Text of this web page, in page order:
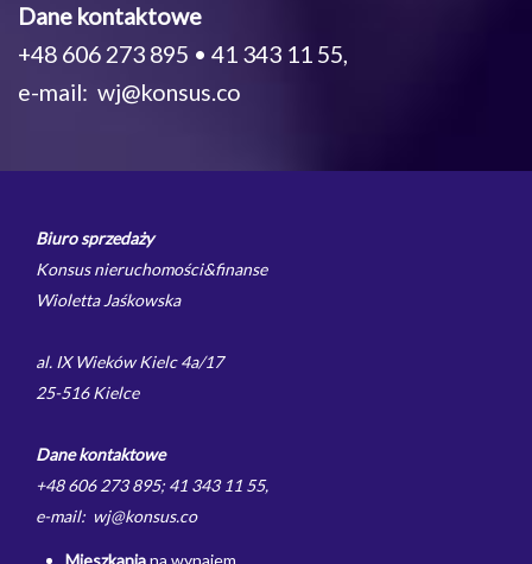
Dane kontaktowe
+48 606 273 895 • 41 343 11 55,
e-mail: wj@konsus.co
Biuro sprzedaży
Konsus nieruchomości&finanse
Wioletta Jaśkowska
al. IX Wieków Kielc 4a/17
25-516 Kielce
Dane kontaktowe
+48 606 273 895; 41 343 11 55,
e-mail: wj@konsus.co
Mieszkaniana wynajem